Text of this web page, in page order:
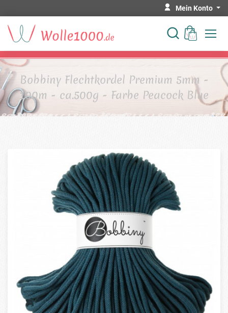
Mein Konto
Bobbiny Flechtkordel Premium 5mm -
100m - ca.500g - Farbe Peacock Blue